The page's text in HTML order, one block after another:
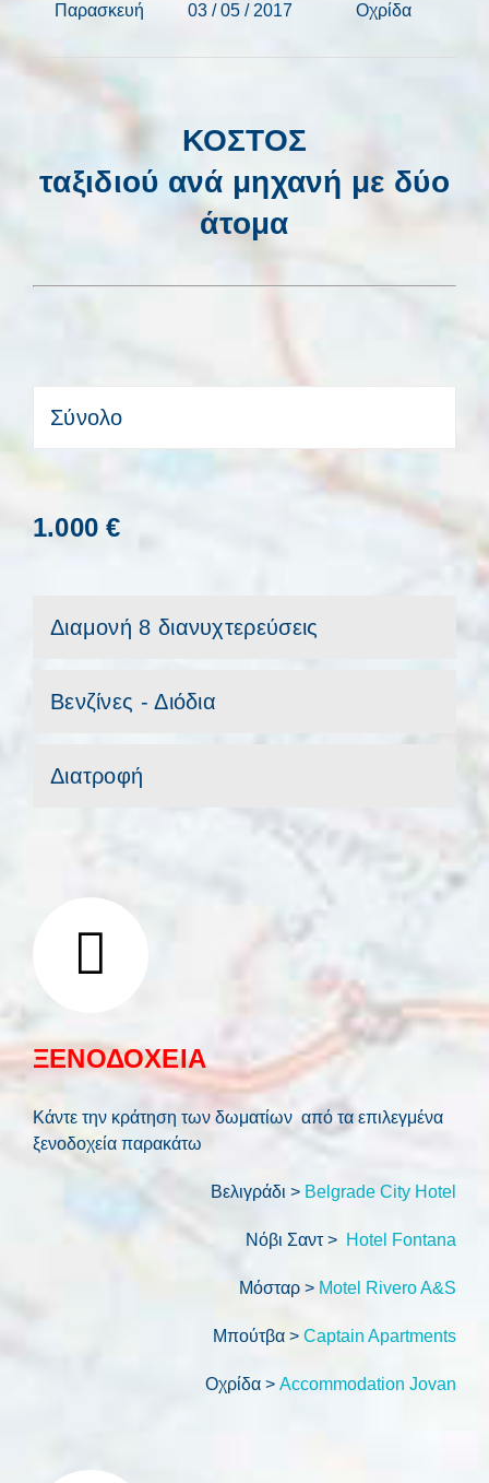
Παρασκευή 03 / 05 / 2017 Οχρίδα
ΚΟΣΤΟΣ
ταξιδιού ανά μηχανή με δύο
άτομα
Σύνολο
1.000 €
Διαμονή 8 διανυχτερεύσεις
Βενζίνες - Διόδια
Διατροφή
ΞΕΝΟΔΟΧΕΙΑ
Κάντε την κράτηση των δωματίων από τα επιλεγμένα
ξενοδοχεία παρακάτω
Βελιγράδι > Belgrade City Hotel
Νόβι Σαντ > Hotel Fontana
Μόσταρ > Motel Rivero A&S
Μπούτβα >Captain Apartments
Οχρίδα >Accommodation Jovan